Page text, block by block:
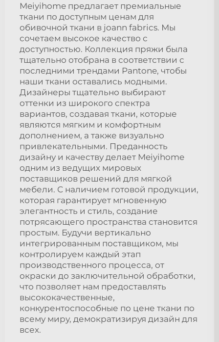
Meiyihome предлагает премиальные
ткани по доступным ценам для
обивочной ткани в joann fabrics. Мы
сочетаем высокое качество с
доступностью. Коллекция пряжи была
тщательно отобрана в соответствии с
последними трендами Pantone, чтобы
наши ткани оставались модными.
Дизайнеры тщательно выбирают
оттенки из широкого спектра
вариантов, создавая ткани, которые
являются мягким и комфортным
дополнением, а также визуально
привлекательными. Преданность
дизайну и качеству делает Meiyihome
одним из ведущих мировых
поставщиков решений для мягкой
мебели. С наличием готовой продукции,
которая гарантирует мгновенную
элегантность и стиль, создание
потрясающего пространства становится
простым. Будучи вертикально
интегрированным поставщиком, мы
контролируем каждый этап
производственного процесса, от
окраски до заключительной обработки,
что позволяет нам предоставлять
высококачественные,
конкурентоспособные по цене ткани по
всему миру, демократизируя дизайн для
всех.